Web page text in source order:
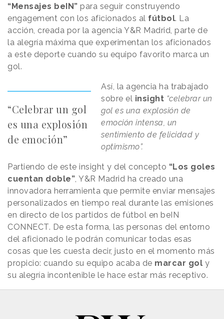
“Mensajes beIN” para seguir construyendo
engagement con los aficionados al fútbol. La
acción, creada por la agencia Y&R Madrid, parte de
la alegría máxima que experimentan los aficionados
a este deporte cuando su equipo favorito marca un
gol.
“Celebrar un gol
es una explosión
de emoción”
Así, la agencia ha trabajado
sobre el insight “celebrar un
gol es una explosión de
emoción intensa, un
sentimiento de felicidad y
optimismo”.
Partiendo de este insight y del concepto “Los goles
cuentan doble”, Y&R Madrid ha creado una
innovadora herramienta que permite enviar mensajes
personalizados en tiempo real durante las emisiones
en directo de los partidos de fútbol en beIN
CONNECT. De esta forma, las personas del entorno
del aficionado le podrán comunicar todas esas
cosas que les cuesta decir, justo en el momento más
propicio: cuando su equipo acaba de marcar gol y
su alegría incontenible le hace estar más receptivo.